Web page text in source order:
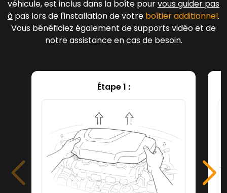
véhicule, est inclus dans la boîte pourvous guider pas
à pas lors de l'installation de votre boîtier additionnel.
Vous bénéficiez également de supports vidéo et de
notre assistance en cas de besoin.
Étape 1 :